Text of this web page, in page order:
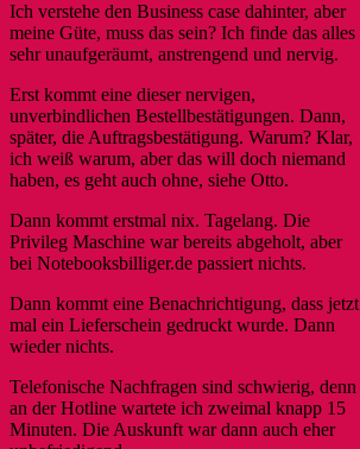
Ich verstehe den Business case dahinter, aber
meine Güte, muss das sein? Ich finde das alles
sehr unaufgeräumt, anstrengend und nervig.
Erst kommt eine dieser nervigen,
unverbindlichen Bestellbestätigungen. Dann,
später, die Auftragsbestätigung. Warum? Klar,
ich weiß warum, aber das will doch niemand
haben, es geht auch ohne, siehe Otto.
Dann kommt erstmal nix. Tagelang. Die
Privileg Maschine war bereits abgeholt, aber
bei Notebooksbilliger.de passiert nichts.
Dann kommt eine Benachrichtigung, dass jetzt
mal ein Lieferschein gedruckt wurde. Dann
wieder nichts.
Telefonische Nachfragen sind schwierig, denn
an der Hotline wartete ich zweimal knapp 15
Minuten. Die Auskunft war dann auch eher